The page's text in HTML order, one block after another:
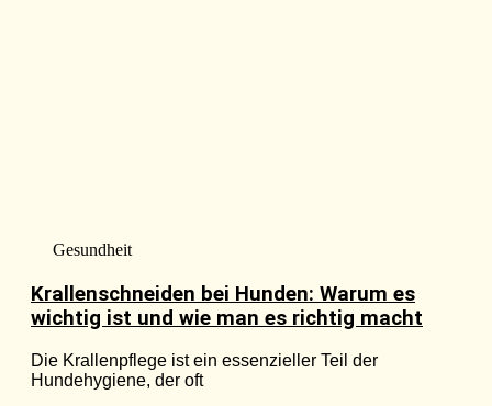
Gesundheit
Krallenschneiden bei Hunden: Warum es
wichtig ist und wie man es richtig macht
Die Krallenpflege ist ein essenzieller Teil der
Hundehygiene, der oft